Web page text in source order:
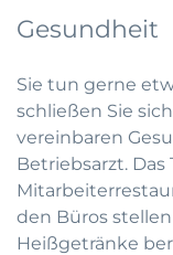
Gesundheit
Sie tun gerne
schließen Sie
vereinbaren
Betriebsarzt.
den Büros
Heißgetränke